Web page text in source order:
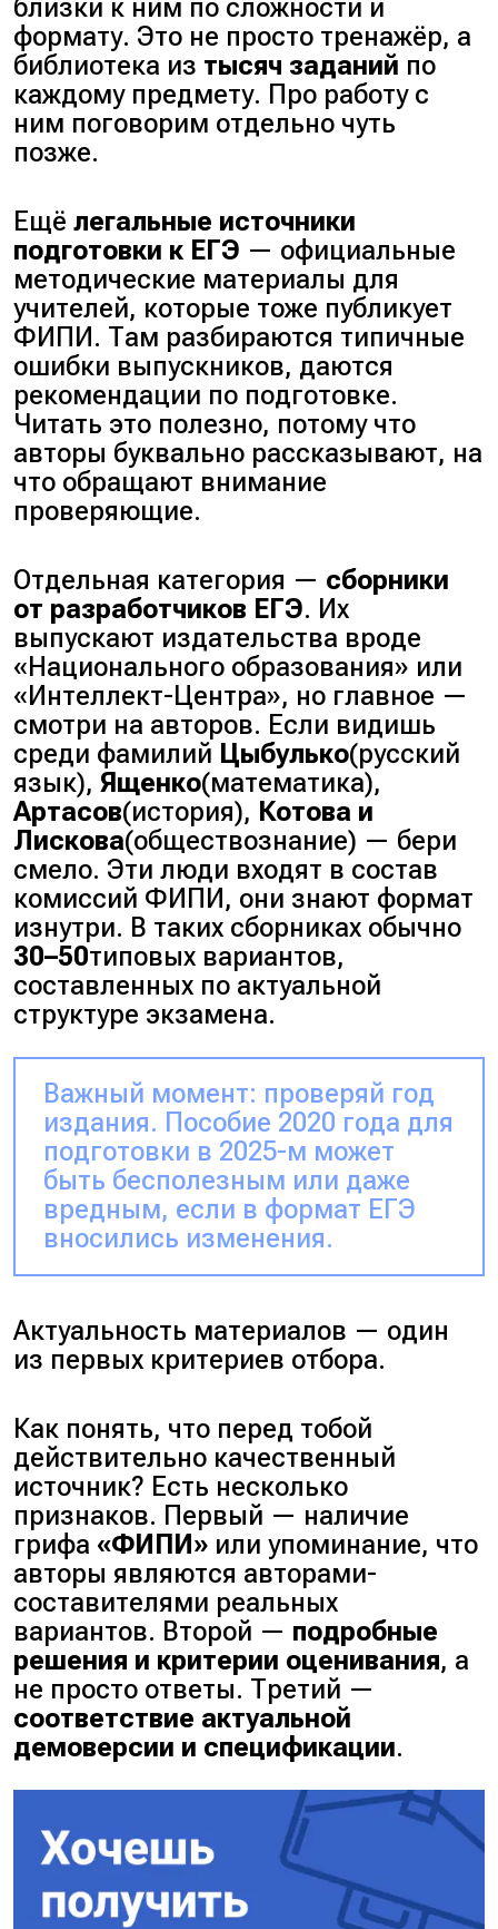
близки к ним по сложности и
формату. Это не просто тренажёр, а
библиотека из тысяч заданий по
каждому предмету. Про работу с
ним поговорим отдельно чуть
позже.
Ещёлегальные источники
подготовки к ЕГЭ — официальные
методические материалы для
учителей, которые тоже публикует
ФИПИ. Там разбираются типичные
ошибки выпускников, даются
рекомендации по подготовке.
Читать это полезно, потому что
авторы буквально рассказывают, на
что обращают внимание
проверяющие.
Отдельная категория — сборники
от разработчиков ЕГЭ. Их
выпускают издательства вроде
«Национального образования» или
«Интеллект-Центра», но главное —
смотри на авторов. Если видишь
среди фамилий Цыбулько(русский
язык),Ященко(математика),
Артасов(история), Котова и
Лискова(обществознание) — бери
смело. Эти люди входят в состав
комиссий ФИПИ, они знают формат
изнутри. В таких сборниках обычно
30–50типовых вариантов,
составленных по актуальной
структуре экзамена.
Важный момент: проверяй год
издания. Пособие 2020 года для
подготовки в 2025-м может
быть бесполезным или даже
вредным, если в формат ЕГЭ
вносились изменения.
Актуальность материалов — один
из первых критериев отбора.
Как понять, что перед тобой
действительно качественный
источник? Есть несколько
признаков. Первый — наличие
грифа «ФИПИ» или упоминание, что
авторы являются авторами-
составителями реальных
вариантов. Второй — подробные
решения и критерии оценивания, а
не просто ответы. Третий —
соответствие актуальной
демоверсии и спецификации.